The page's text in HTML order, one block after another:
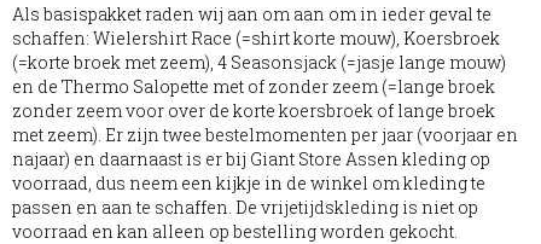
Als basispakket raden wij aan om aan om in ieder geval te
schaffen: Wielershirt Race (=shirt korte mouw), Koersbroek
(=korte broek met zeem), 4 Seasonsjack (=jasje lange mouw)
en de Thermo Salopette met of zonder zeem (=lange broek
zonder zeem voor over de korte koersbroek of lange broek
met zeem). Er zijn twee bestelmomenten per jaar (voorjaar en
najaar) en daarnaast is er bij Giant Store Assen kleding op
voorraad, dus neem een kijkje in de winkel om kleding te
passen en aan te schaffen. De vrijetijdskleding is niet op
voorraad en kan alleen op bestelling worden gekocht.